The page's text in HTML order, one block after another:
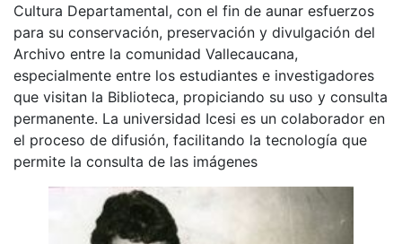
Cultura Departamental, con el fin de aunar esfuerzos
para su conservación, preservación y divulgación del
Archivo entre la comunidad Vallecaucana,
especialmente entre los estudiantes e investigadores
que visitan la Biblioteca, propiciando su uso y consulta
permanente. La universidad Icesi es un colaborador en
el proceso de difusión, facilitando la tecnología que
permite la consulta de las imágenes